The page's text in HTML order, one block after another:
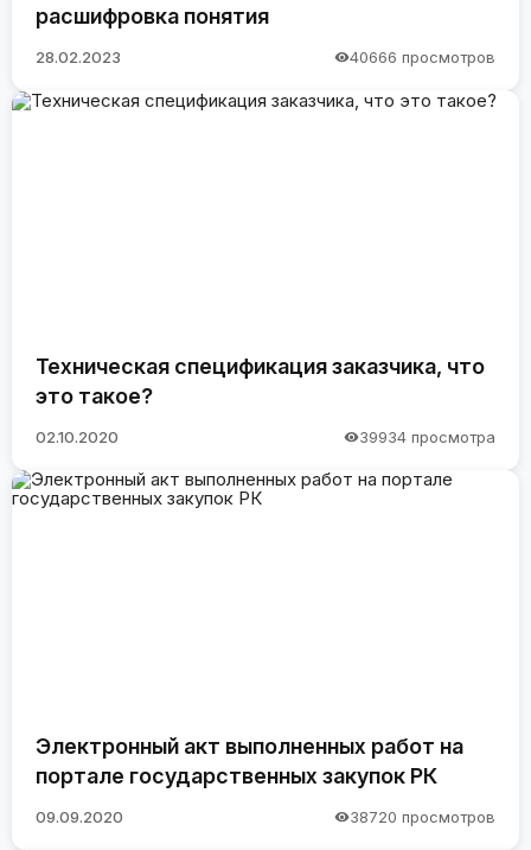
расшифровка понятия
28.02.2023 40666 просмотров
Техническая спецификация заказчика, что
это такое?
02.10.2020 39934 просмотра
Электронный акт выполненных работ на
портале государственных закупок РК
09.09.2020 38720 просмотров